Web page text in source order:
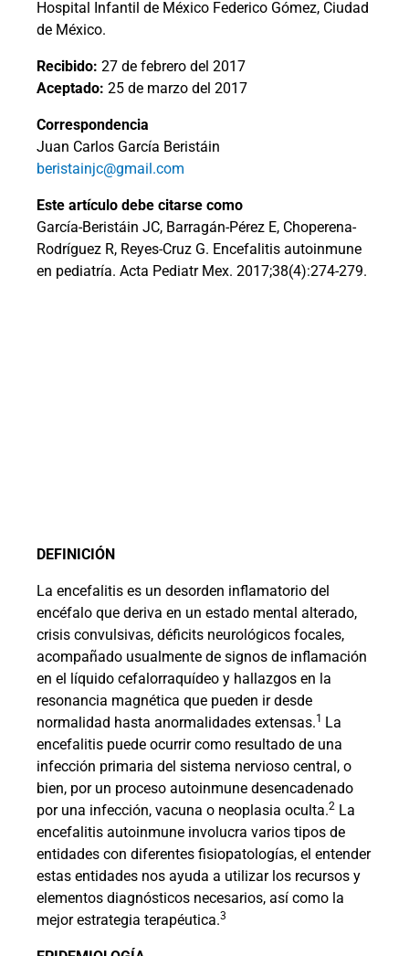
Hospital Infantil de México Federico Gómez, Ciudad
de México.
Recibido: 27 de febrero del 2017
Aceptado: 25 de marzo del 2017
Correspondencia
Juan Carlos García Beristáin
beristainjc@gmail.com
Este artículo debe citarse como
García-Beristáin JC, Barragán-Pérez E, Choperena-
Rodríguez R, Reyes-Cruz G. Encefalitis autoinmune
en pediatría. Acta Pediatr Mex. 2017;38(4):274-279.
DEFINICIÓN
La encefalitis es un desorden inflamatorio del
encéfalo que deriva en un estado mental alterado,
crisis convulsivas, déficits neurológicos focales,
acompañado usualmente de signos de inflamación
en el líquido cefalorraquídeo y hallazgos en la
resonancia magnética que pueden ir desde
normalidad hasta anormalidades extensas.1 La
encefalitis puede ocurrir como resultado de una
infección primaria del sistema nervioso central, o
bien, por un proceso autoinmune desencadenado
por una infección, vacuna o neoplasia oculta.2 La
encefalitis autoinmune involucra varios tipos de
entidades con diferentes fisiopatologías, el entender
estas entidades nos ayuda a utilizar los recursos y
elementos diagnósticos necesarios, así como la
mejor estrategia terapéutica.3